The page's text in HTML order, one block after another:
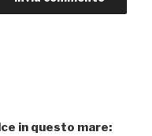
in questo mare: